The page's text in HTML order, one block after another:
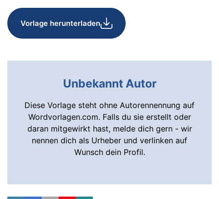
Vorlage herunterladen
Unbekannt Autor
Diese Vorlage steht ohne Autorennennung auf
Wordvorlagen.com. Falls du sie erstellt oder
daran mitgewirkt hast, melde dich gern - wir
nennen dich als Urheber und verlinken auf
Wunsch dein Profil.